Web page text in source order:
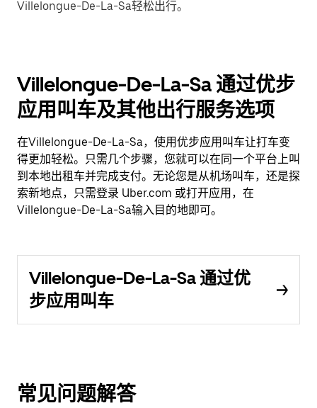
Villelongue-De-La-Sa轻松出行。
Villelongue-De-La-Sa 通过优步
应用叫车及其他出行服务选项
在Villelongue-De-La-Sa，使用优步应用叫车让打车变
得更加轻松。只需几个步骤，您就可以在同一个平台上叫
到本地出租车并完成支付。无论您是从机场叫车，还是探
索新地点，只需登录 Uber.com 或打开应用，在
Villelongue-De-La-Sa输入目的地即可。
Villelongue-De-La-Sa 通过优
步应用叫车
常见问题解答